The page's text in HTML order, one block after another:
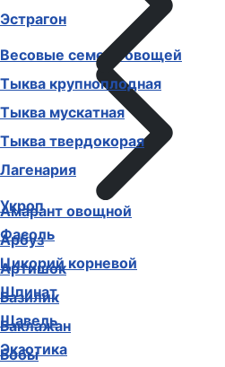
Эстрагон
Весовые семена овощей
Амарант овощной
Арбуз
Артишок
Базилик
Баклажан
Бобы
Тыква крупноплодная
Тыква мускатная
Тыква твердокорая
Лагенария
Укроп
Фасоль
Цикорий корневой
Шпинат
Щавель
Экзотика